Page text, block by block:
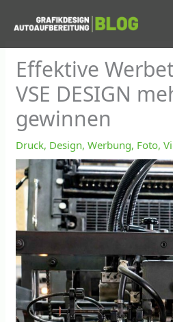
Inhalt
Effektive
VSE DESIGN
gewinnen
Druck, Design, Werbung, Foto,